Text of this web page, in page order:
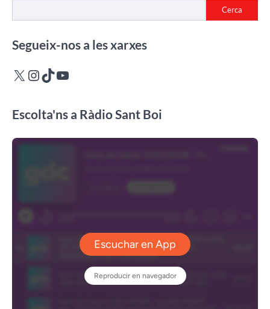
Cerca
Segueix-nos a les xarxes
X Instagram
TikTokYouTube
Escolta'ns a Ràdio Sant Boi